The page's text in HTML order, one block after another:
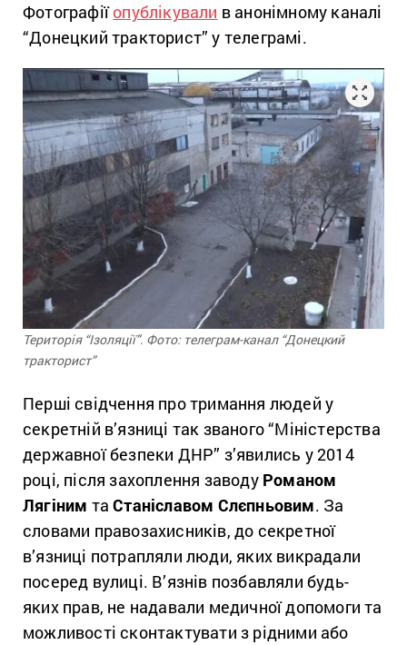
Фотографіїопублікували в анонімному каналі
“Донецкий тракторист” у телеграмі.
Територія “Ізоляції”. Фото: телеграм-канал “Донецкий
тракторист”
Перші свідчення про тримання людей у
секретній в’язниці так званого “Міністерства
державної безпеки ДНР” з’явились у 2014
році, після захоплення заводу Романом
Лягіним таСтаніславом Слєпньовим. За
словами правозахисників, до секретної
в’язниці потрапляли люди, яких викрадали
посеред вулиці. В’язнів позбавляли будь-
яких прав, не надавали медичної допомоги та
можливості сконтактувати з рідними або